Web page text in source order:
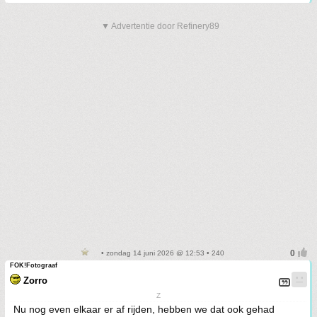
▼ Advertentie door Refinery89
• zondag 14 juni 2026 @ 12:53 • 240
FOK!Fotograaf
Zorro
Z
Nu nog even elkaar er af rijden, hebben we dat ook gehad